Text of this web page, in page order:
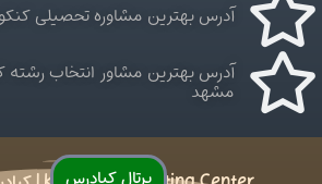
آدرس بهترین مشاوره تحصیلی
آدرس بهترین مشاور انتخاب رشته
مشهد